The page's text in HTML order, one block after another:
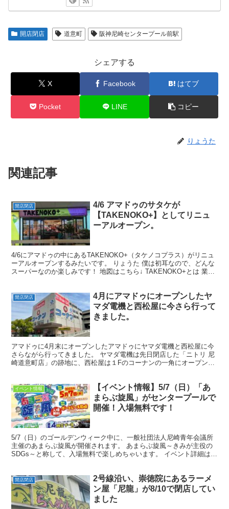
開店閉店 道意町 阪神尼崎センタープール前駅
シェアする
X Facebook はてブ
Pocket LINE コピー
りょうた
関連記事
開店閉店
4/6 アマドゥのサタケが
【TAKENOKO+】としてリニュ
ーアルオープン。
4/6にアマドゥの中にあるTAKENOKO+（タケノコプラス）がリニュ
ーアルオープンするみたいです。 りょうた 僕は初耳なので、どんな
スーパーなのか楽しみです！ 地図はこちら↓ TAKENOKO+とは 業務
開店閉店
4月にアマドゥにオープンしたヤ
マダ電機と西松屋に今さら行って
きました。
アマドゥに4月末にオープンしたアマドゥにヤマダ電機と西松屋に今
さらながら行ってきました。 ヤマダ電機は先日閉店した「ニトリ 尼
崎道意町店」の跡地に、西松屋は１Fのコーナンの一角にオープンで
イベント情報
【イベント情報】5/7（日）「あ
まらぶ旋風」がセンタープールで
開催！入場無料です！
5/7（日）のゴールデンウィーク中に、一般社団法人尼崎青年会議所
主催のあまらぶ旋風が開催されます。 あまらぶ旋風～きみが主役の
SDGs～と称して、入場無料で楽しめちゃいます。 イベント詳細はこ
開店閉店
2号線沿い、崇徳院にあるラーメ
ン屋「尼龍」が8/10で閉店してい
ました